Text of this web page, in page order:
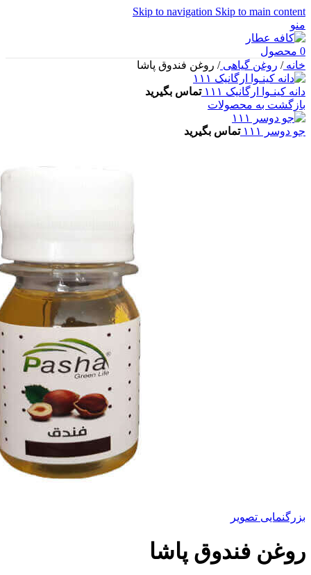
Skip to navigation Skip to main content
منو
0 محصول
خانه/ روغن گیاهی/ روغن فندوق پاشا
دانه کینـوا ارگانیک ۱۱۱
تماس بگیرید
بازگشت به محصولات
جو دوسر ۱۱۱ تماس بگیرید
بزرگنمایی تصویر
روغن فندوق پاشا